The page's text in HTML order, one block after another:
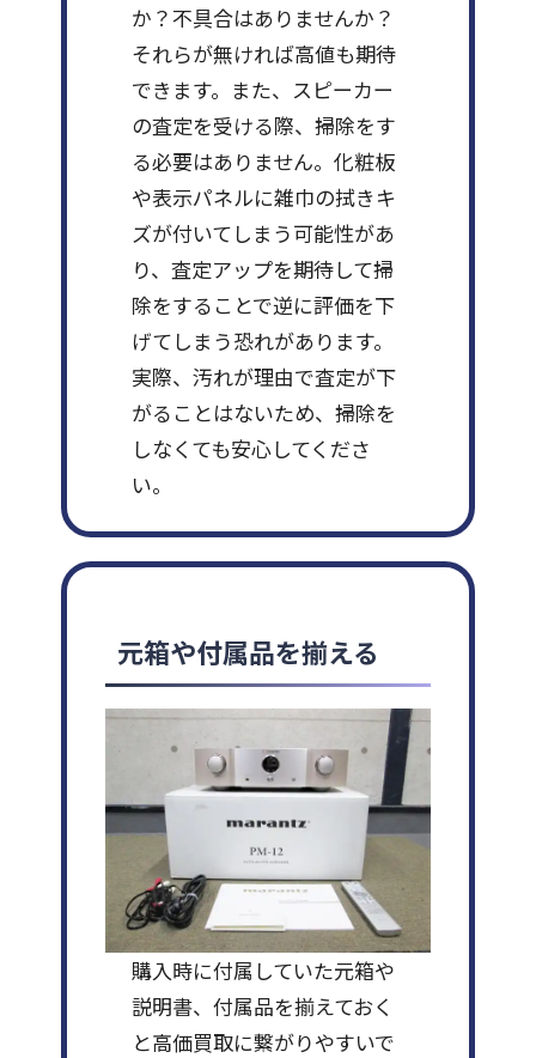
か？不具合はありませんか？
それらが無ければ高値も期待
できます。また、スピーカー
の査定を受ける際、掃除をす
る必要はありません。化粧板
や表示パネルに雑巾の拭きキ
ズが付いてしまう可能性があ
り、査定アップを期待して掃
除をすることで逆に評価を下
げてしまう恐れがあります。
実際、汚れが理由で査定が下
がることはないため、掃除を
しなくても安心してくださ
い。
元箱や付属品を揃える
購入時に付属していた元箱や
説明書、付属品を揃えておく
と高価買取に繋がりやすいで